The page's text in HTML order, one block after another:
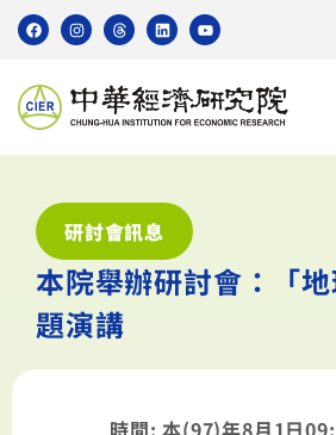
研討會訊息
本院舉辦研討會：「
題演講